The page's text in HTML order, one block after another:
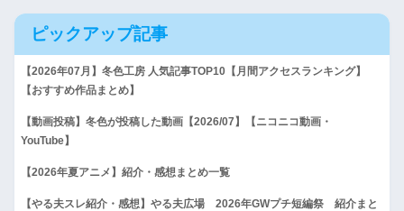
ピックアップ記事
【2026年07月】冬色工房 人気記事TOP10【月間アクセスランキング】
【おすすめ作品まとめ】
【動画投稿】冬色が投稿した動画【2026/07】【ニコニコ動画・
YouTube】
【2026年夏アニメ】紹介・感想まとめ一覧
【やる夫スレ紹介・感想】やる夫広場 2026年GWプチ短編祭 紹介まと